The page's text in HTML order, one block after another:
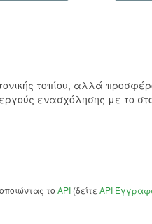
τοπίου, αλλά
ενασχόλησης με το
το API (δείτε API